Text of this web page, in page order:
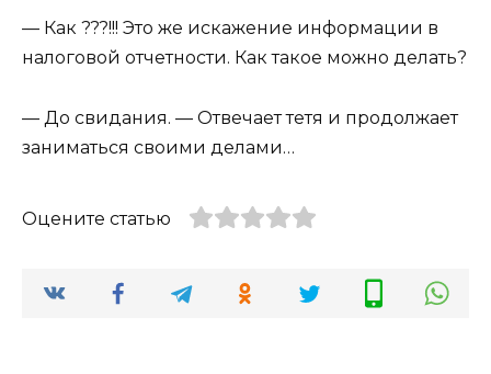
— Как ???!!! Это же искажение информации в
налоговой отчетности. Как такое можно делать?
— До свидания. — Отвечает тетя и продолжает
заниматься своими делами…
Оцените статью